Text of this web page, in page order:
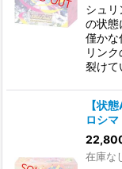
シュ
の状態
僅かな
リン
裂け
【状
ロシ
在庫な